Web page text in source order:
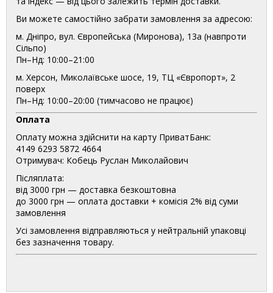
Ви можете самостійно забрати замовлення за адресою:
м. Дніпро, вул. Європейська (Миронова), 13а (навпроти
Сільпо)
Пн–Нд: 10:00–21:00
м. Херсон, Миколаївське шосе, 19, ТЦ «Європорт», 2
поверх
Пн–Нд: 10:00–20:00 (тимчасово не працює)
Оплата
Оплату можна здійснити на карту ПриватБанк:
4149 6293 5872 4664
Отримувач: Кобець Руслан Миколайович
Післяплата:
від 3000 грн — доставка безкоштовна
до 3000 грн — оплата доставки + комісія 2% від суми
замовлення
Усі замовлення відправляються у нейтральній упаковці
без зазначення товару.